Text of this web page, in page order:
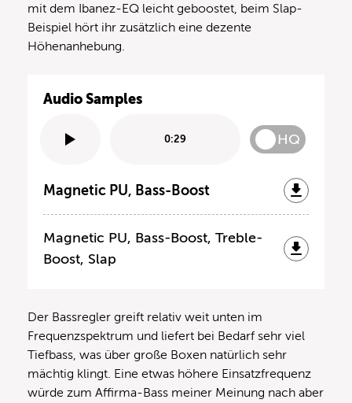
mit dem Ibanez-EQ leicht geboostet, beim Slap-
Beispiel hört ihr zusätzlich eine dezente
Höhenanhebung.
Audio Samples
0:29 HQ
Magnetic PU, Bass-Boost
Magnetic PU, Bass-Boost, Treble-
Boost, Slap
Der Bassregler greift relativ weit unten im
Frequenzspektrum und liefert bei Bedarf sehr viel
Tiefbass, was über große Boxen natürlich sehr
mächtig klingt. Eine etwas höhere Einsatzfrequenz
würde zum Affirma-Bass meiner Meinung nach aber